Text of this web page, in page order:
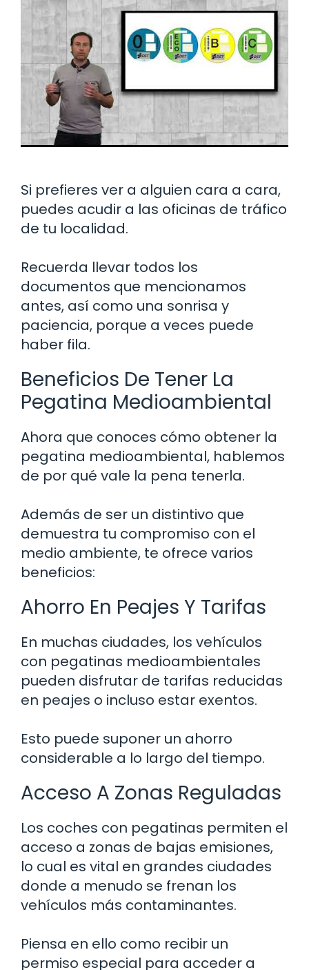
Si prefieres ver a alguien cara a cara,
puedes acudir a las oficinas de tráfico
de tu localidad.
Recuerda llevar todos los
documentos que mencionamos
antes, así como una sonrisa y
paciencia, porque a veces puede
haber fila.
Beneficios De Tener La
Pegatina Medioambiental
Ahora que conoces cómo obtener la
pegatina medioambiental, hablemos
de por qué vale la pena tenerla.
Además de ser un distintivo que
demuestra tu compromiso con el
medio ambiente, te ofrece varios
beneficios:
Ahorro En Peajes Y Tarifas
En muchas ciudades, los vehículos
con pegatinas medioambientales
pueden disfrutar de tarifas reducidas
en peajes o incluso estar exentos.
Esto puede suponer un ahorro
considerable a lo largo del tiempo.
Acceso A Zonas Reguladas
Los coches con pegatinas permiten el
acceso a zonas de bajas emisiones,
lo cual es vital en grandes ciudades
donde a menudo se frenan los
vehículos más contaminantes.
Piensa en ello como recibir un
permiso especial para acceder a